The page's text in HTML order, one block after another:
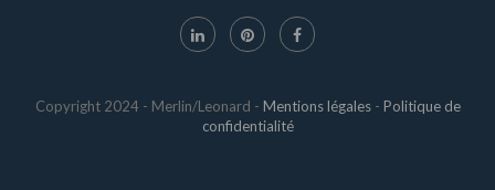
Copyright 2024 - Merlin/Leonard - Mentions légales- Politique de
confidentialité